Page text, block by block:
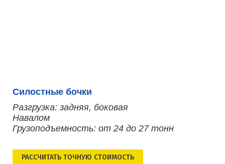
Силостные бочки
Разгрузка: задняя, боковая
Навалом
Грузоподъемность: от 24 до 27 тонн
РАСCЧИТАТЬ ТОЧНУЮ СТОИМОСТЬ